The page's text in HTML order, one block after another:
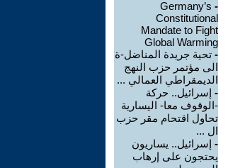
-
Germany’s
Constitutional
Mandate to Fight
Global Warming
- تحية جريدة المناضل-ة
الى مؤتمر حزب النهج
الديمقراطي العمالي ...
- إسرائيل.. حركة
-الوقوف معا- اليسارية
تحاول اقتحام مقر حزب
ال ...
- إسرائيل.. يساريون
يحتجون على إرهاب